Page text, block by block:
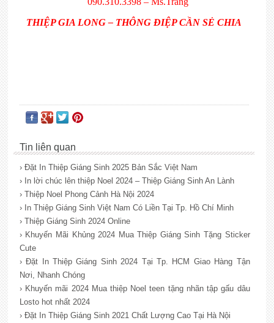
THIỆP GIA LONG – THÔNG ĐIỆP CẦN SẺ CHIA
Tin liên quan
› Đặt In Thiệp Giáng Sinh 2025 Bản Sắc Việt Nam
› In lời chúc lên thiệp Noel 2024 – Thiệp Giáng Sinh An Lành
› Thiệp Noel Phong Cảnh Hà Nội 2024
› In Thiệp Giáng Sinh Việt Nam Có Liền Tại Tp. Hồ Chí Minh
› Thiệp Giáng Sinh 2024 Online
› Khuyến Mãi Khủng 2024 Mua Thiệp Giáng Sinh Tặng Sticker
Cute
› Đặt In Thiệp Giáng Sinh 2024 Tại Tp. HCM Giao Hàng Tận
Nơi, Nhanh Chóng
› Khuyến mãi 2024 Mua thiệp Noel teen tặng nhãn tập gấu dâu
Losto hot nhất 2024
› Đặt In Thiệp Giáng Sinh 2021 Chất Lượng Cao Tại Hà Nội